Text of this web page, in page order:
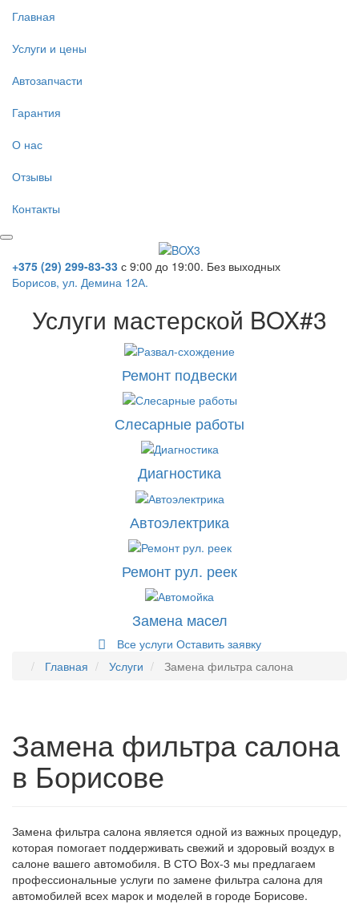
Главная
Услуги и цены
Автозапчасти
Гарантия
О нас
Отзывы
Контакты
+375 (29) 299-83-33 с 9:00 до 19:00. Без выходных
Борисов, ул. Демина 12А.
Услуги мастерской BOX#3
Ремонт подвески
Слесарные работы
Диагностика
Автоэлектрика
Ремонт рул. реек
Замена масел
Все услуги Оставить заявку
Главная
Услуги Замена фильтра салона
Замена фильтра салона
в Борисове
Замена фильтра салона является одной из важных процедур,
которая помогает поддерживать свежий и здоровый воздух в
салоне вашего автомобиля. В СТО Box-3 мы предлагаем
профессиональные услуги по замене фильтра салона для
автомобилей всех марок и моделей в городе Борисове.